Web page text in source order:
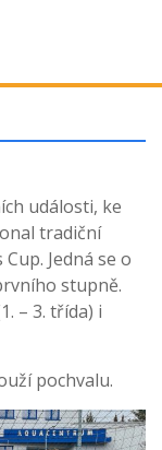
události, ke
tradiční
Jedná se o
stupně.
– 3. třída) i
pochvalu.